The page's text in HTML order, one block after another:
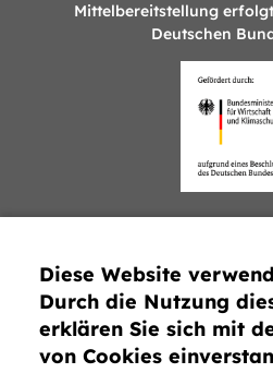
Mittelbereitstellung
Deutschen
F
o
Diese Website
Durch die Nutzung
erklären Sie sich mit
von Cookies